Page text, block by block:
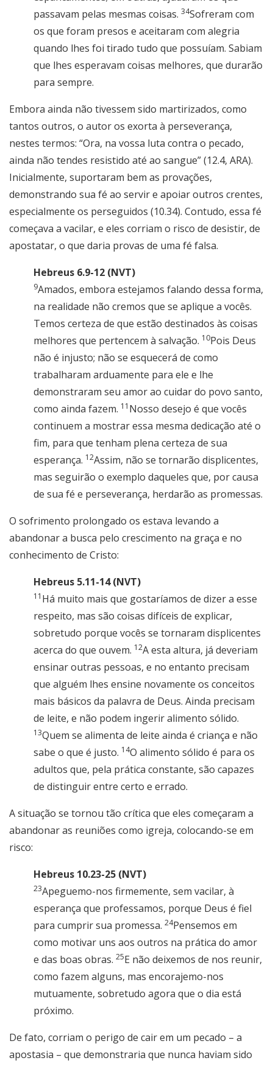
passavam pelas mesmas coisas. 34Sofreram com
os que foram presos e aceitaram com alegria
quando lhes foi tirado tudo que possuíam. Sabiam
que lhes esperavam coisas melhores, que durarão
para sempre.
Embora ainda não tivessem sido martirizados, como
tantos outros, o autor os exorta à perseverança,
nestes termos: “Ora, na vossa luta contra o pecado,
ainda não tendes resistido até ao sangue” (12.4, ARA).
Inicialmente, suportaram bem as provações,
demonstrando sua fé ao servir e apoiar outros crentes,
especialmente os perseguidos (10.34). Contudo, essa fé
começava a vacilar, e eles corriam o risco de desistir, de
apostatar, o que daria provas de uma fé falsa.
Hebreus 6.9-12 (NVT)
9Amados, embora estejamos falando dessa forma,
na realidade não cremos que se aplique a vocês.
Temos certeza de que estão destinados às coisas
melhores que pertencem à salvação. 10Pois Deus
não é injusto; não se esquecerá de como
trabalharam arduamente para ele e lhe
demonstraram seu amor ao cuidar do povo santo,
como ainda fazem. 11 Nosso desejo é que vocês
continuem a mostrar essa mesma dedicação até o
fim, para que tenham plena certeza de sua
esperança. 12Assim, não se tornarão displicentes,
mas seguirão o exemplo daqueles que, por causa
de sua fé e perseverança, herdarão as promessas.
O sofrimento prolongado os estava levando a
abandonar a busca pelo crescimento na graça e no
conhecimento de Cristo:
Hebreus 5.11-14 (NVT)
11 Há muito mais que gostaríamos de dizer a esse
respeito, mas são coisas difíceis de explicar,
sobretudo porque vocês se tornaram displicentes
acerca do que ouvem. 12A esta altura, já deveriam
ensinar outras pessoas, e no entanto precisam
que alguém lhes ensine novamente os conceitos
mais básicos da palavra de Deus. Ainda precisam
de leite, e não podem ingerir alimento sólido.
13Quem se alimenta de leite ainda é criança e não
sabe o que é justo. 14O alimento sólido é para os
adultos que, pela prática constante, são capazes
de distinguir entre certo e errado.
A situação se tornou tão crítica que eles começaram a
abandonar as reuniões como igreja, colocando-se em
risco:
Hebreus 10.23-25 (NVT)
23Apeguemo-nos firmemente, sem vacilar, à
esperança que professamos, porque Deus é fiel
para cumprir sua promessa. 24Pensemos em
como motivar uns aos outros na prática do amor
e das boas obras. 25E não deixemos de nos reunir,
como fazem alguns, mas encorajemo-nos
mutuamente, sobretudo agora que o dia está
próximo.
De fato, corriam o perigo de cair em um pecado – a
apostasia – que demonstraria que nunca haviam sido